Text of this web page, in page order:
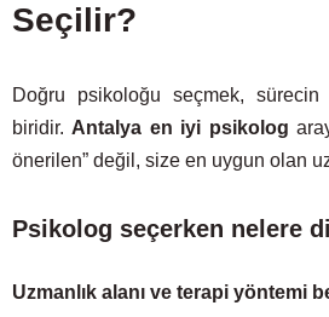
Seçilir?
Doğru psikoloğu seçmek, sürecin
biridir. Antalya en iyi psikolog
önerilen” değil, size en uygun olan
Psikolog seçerken nelere
Uzmanlık alanı ve terapi yöntemi